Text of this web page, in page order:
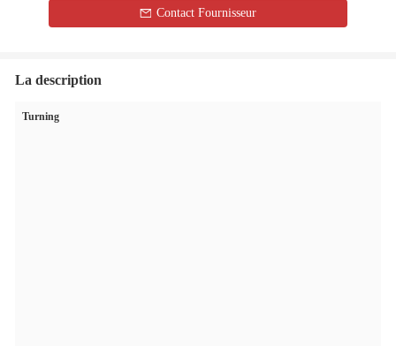
Contact Fournisseur
La description
Turning